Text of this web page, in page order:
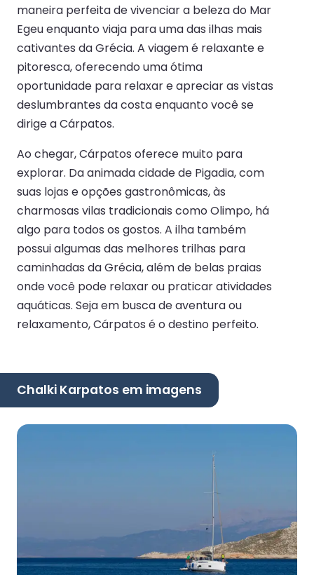
maneira perfeita de vivenciar a beleza do Mar
Egeu enquanto viaja para uma das ilhas mais
cativantes da Grécia. A viagem é relaxante e
pitoresca, oferecendo uma ótima
oportunidade para relaxar e apreciar as vistas
deslumbrantes da costa enquanto você se
dirige a Cárpatos.
Ao chegar, Cárpatos oferece muito para
explorar. Da animada cidade de Pigadia, com
suas lojas e opções gastronômicas, às
charmosas vilas tradicionais como Olimpo, há
algo para todos os gostos. A ilha também
possui algumas das melhores trilhas para
caminhadas da Grécia, além de belas praias
onde você pode relaxar ou praticar atividades
aquáticas. Seja em busca de aventura ou
relaxamento, Cárpatos é o destino perfeito.
Chalki Karpatos em imagens